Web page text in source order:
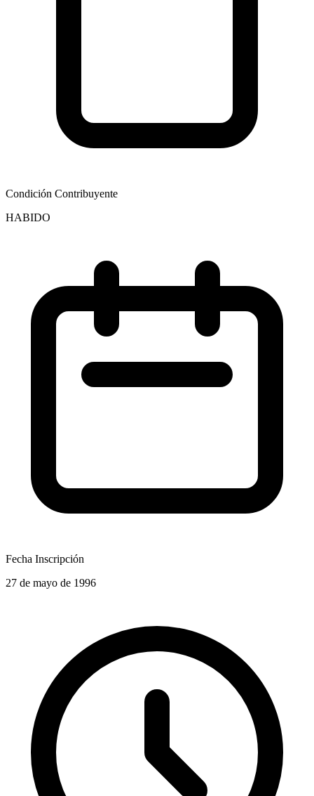
Condición Contribuyente
HABIDO
Fecha Inscripción
27 de mayo de 1996